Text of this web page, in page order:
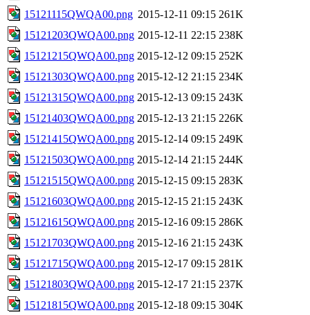
15121115QWQA00.png 2015-12-11 09:15 261K
15121203QWQA00.png 2015-12-11 22:15 238K
15121215QWQA00.png 2015-12-12 09:15 252K
15121303QWQA00.png 2015-12-12 21:15 234K
15121315QWQA00.png 2015-12-13 09:15 243K
15121403QWQA00.png 2015-12-13 21:15 226K
15121415QWQA00.png 2015-12-14 09:15 249K
15121503QWQA00.png 2015-12-14 21:15 244K
15121515QWQA00.png 2015-12-15 09:15 283K
15121603QWQA00.png 2015-12-15 21:15 243K
15121615QWQA00.png 2015-12-16 09:15 286K
15121703QWQA00.png 2015-12-16 21:15 243K
15121715QWQA00.png 2015-12-17 09:15 281K
15121803QWQA00.png 2015-12-17 21:15 237K
15121815QWQA00.png 2015-12-18 09:15 304K